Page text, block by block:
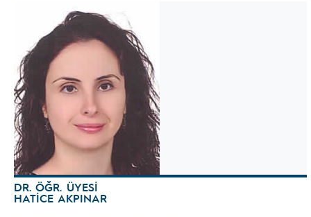
DR. ÖĞR. ÜYESİ
HATİCE AKPINAR